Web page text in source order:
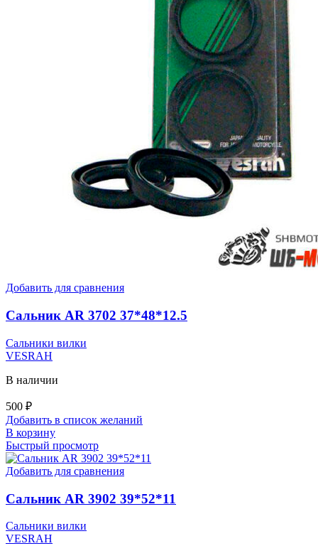
Добавить для сравнения
Сальник AR 3702 37*48*12.5
Сальники вилки
VESRAH
В наличии
500 ₽
Добавить в список желаний
В корзину
Быстрый просмотр
Добавить для сравнения
Сальник AR 3902 39*52*11
Сальники вилки
VESRAH